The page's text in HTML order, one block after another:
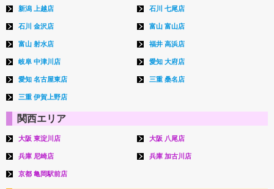
新潟 上越店 石川 七尾店
石川 金沢店 富山 富山店
富山 射水店 福井 高浜店
岐阜 中津川店 愛知 大府店
愛知 名古屋東店 三重 桑名店
三重 伊賀上野店
関西エリア
大阪 東淀川店 大阪 八尾店
兵庫 尼崎店 兵庫 加古川店
京都 亀岡駅前店